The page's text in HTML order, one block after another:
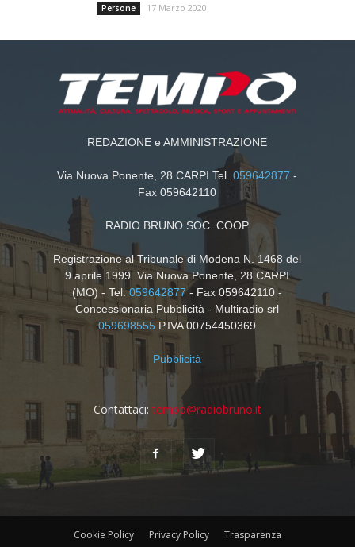
Persone 17 Marzo 2020
REDAZIONE e AMMINISTRAZIONE
Via Nuova Ponente, 28 CARPI Tel.059642877 -
Fax 059642110
RADIO BRUNO SOC. COOP
Registrazione al Tribunale di Modena N. 1468 del
9 aprile 1999. Via Nuova Ponente, 28 CARPI
(MO) - Tel.059642877- Fax 059642110 -
Concessionaria Pubblicità - Multiradio srl
059698555 P.IVA 00754450369
Pubblicità
Contattaci: tempo@radiobruno.it
Cookie Policy Privacy Policy Trasparenza